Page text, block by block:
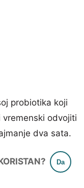
probiotika koji
odvojiti
dva sata.
Da